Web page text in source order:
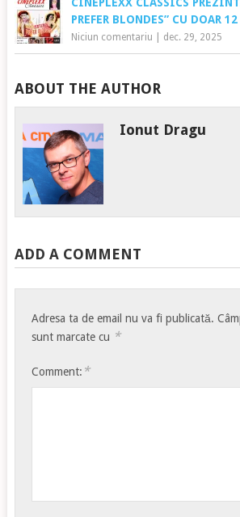
PREFER BLONDES” CU DOAR
Niciun comentariu dec. 29, 2025
ABOUT THE AUTHOR
Ionut Dragu
ADD A COMMENT
Adresa ta de email nu va fi publicată.
sunt marcate cu *
Comment: *